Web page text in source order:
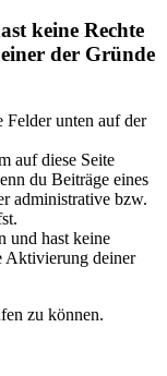
keine Rechte
der Gründe
unten auf der
auf diese Seite
du Beiträge eines
administrative bzw.
und hast keine
Aktivierung deiner
zu können.